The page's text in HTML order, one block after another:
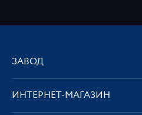
ЗАВОД
ИНТЕРНЕТ-МАГАЗИН